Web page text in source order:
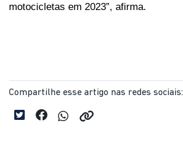
motocicletas em 2023”, afirma.
Compartilhe esse artigo nas redes sociais: